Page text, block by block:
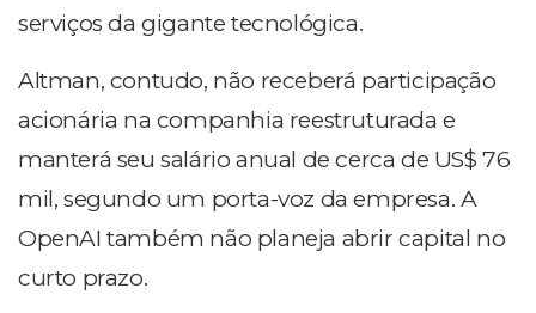
serviços da gigante tecnológica.
Altman, contudo, não receberá participação
acionária na companhia reestruturada e
manterá seu salário anual de cerca de US$ 76
mil, segundo um porta-voz da empresa. A
OpenAI também não planeja abrir capital no
curto prazo.